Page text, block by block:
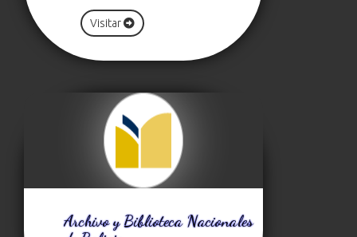
Visitar
Archivo y Biblioteca Nacionales